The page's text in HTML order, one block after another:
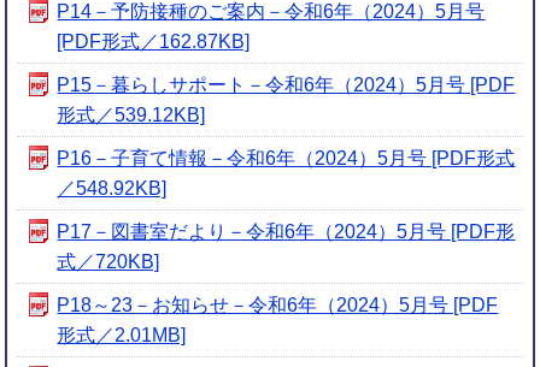
P14－予防接種のご案内－令和6年（2024）5月号
[PDF形式／162.87KB]
P15－暮らしサポート－令和6年（2024）5月号 [PDF
形式／539.12KB]
P16－子育て情報－令和6年（2024）5月号 [PDF形式
／548.92KB]
P17－図書室だより－令和6年（2024）5月号 [PDF形
式／720KB]
P18～23－お知らせ－令和6年（2024）5月号 [PDF
形式／2.01MB]